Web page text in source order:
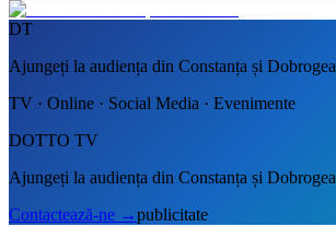
DT
Ajungeți la audiența din Constanța și Dobrogea
TV · Online · Social Media · Evenimente
DOTTO TV
Ajungeți la audiența din Constanța și Dobrogea
Contactează-ne →publicitate